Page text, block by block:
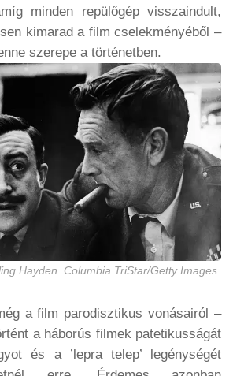
minden repülőgép visszaindult,
kimarad a film cselekményéből –
szerepe a történetben.
Hayden. Columbia TriStar/Getty Images
a film parodisztikus vonásairól –
a háborús filmek patetikusságát
és a ’lepra telep’ legénységét